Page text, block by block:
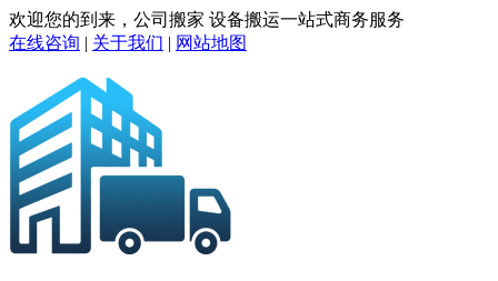
欢迎您的到来，公司搬家 设备搬运一站式商务服务
在线咨询 | 关于我们 | 网站地图